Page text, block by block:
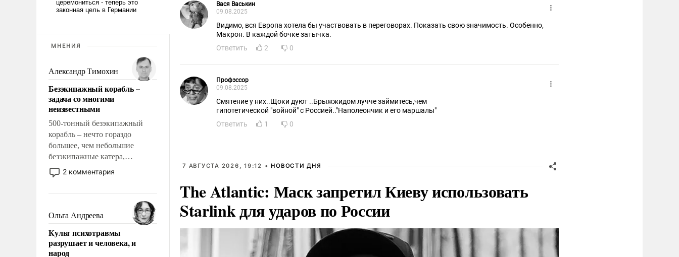
МНЕНИЯ
Александр Тимохин
Безэкипажный корабль –
задача со многими
неизвестными
500-тонный безэкипажный
корабль – нечто гораздо
большее, чем небольшие
безэкипажные катера,
применение которых уже
стало обыденностью. Задача по
сложна и амбициозна. Однако
и ее реализация радикально
поднимет наши боевые
возможности.
2 комментария
Ольга Андреева
Культ психотравмы
разрушает и человека, и
народ
Вася Васькин
09.08.2025
Видимо, вся Европа хотела бы участвовать в переговорах. Показать свою значимость. Особенно,
Макрон. В каждой бочке затычка.
Ответить
2 0
Профэссор
09.08.2025
Смятение у них..Щоки дуют ..Брыжжидом лучче займитесь,чем
гипотетической "войной" с Россией.."Наполеончик и его маршалы"
Ответить
1 0
7 АВГУСТА 2026, 19:12 • НОВОСТИ ДНЯ
The Atlantic: Маск запретил Киеву использовать
Starlink для ударов по России